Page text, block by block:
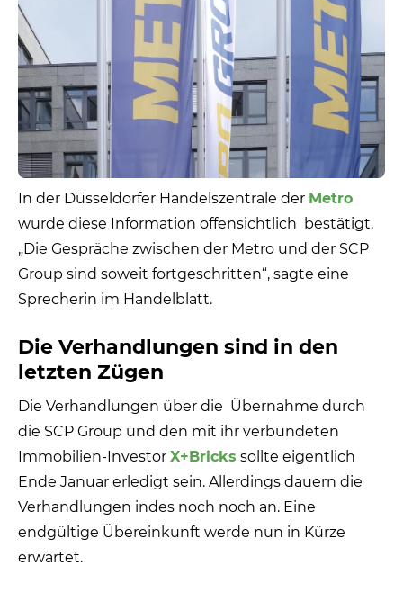
In der Düsseldorfer Handelszentrale der Metro
wurde diese Information offensichtlich bestätigt.
„Die Gespräche zwischen der Metro und der SCP
Group sind soweit fortgeschritten“, sagte eine
Sprecherin im Handelblatt.
Die Verhandlungen sind in den
letzten Zügen
Die Verhandlungen über die Übernahme durch
die SCP Group und den mit ihr verbündeten
Immobilien-Investor X+Bricks sollte eigentlich
Ende Januar erledigt sein. Allerdings dauern die
Verhandlungen indes noch noch an. Eine
endgültige Übereinkunft werde nun in Kürze
erwartet.